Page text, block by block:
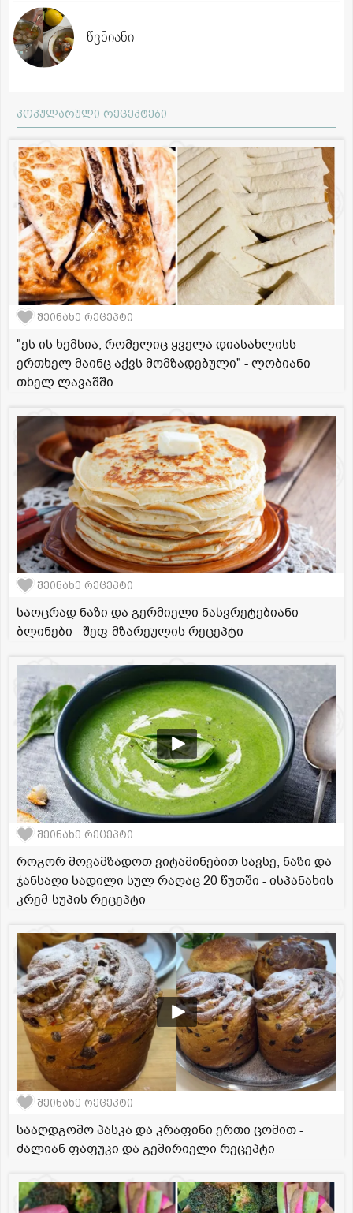
წვნიანი
პოპულარული რეცეპტები
შეინახე რეცეპტი
"ეს ის ხემსია, რომელიც ყველა დიასახლისს
ერთხელ მაინც აქვს მომზადებული" - ლობიანი
თხელ ლავაშში
შეინახე რეცეპტი
საოცრად ნაზი და გერმიელი ნასვრეტებიანი
ბლინები - შეფ-მზარეულის რეცეპტი
შეინახე რეცეპტი
როგორ მოვამზადოთ ვიტამინებით სავსე, ნაზი და
ჯანსაღი სადილი სულ რაღაც 20 წუთში - ისპანახის
კრემ-სუპის რეცეპტი
შეინახე რეცეპტი
სააღდგომო პასკა და კრაფინი ერთი ცომით -
ძალიან ფაფუკი და გემირიელი რეცეპტი